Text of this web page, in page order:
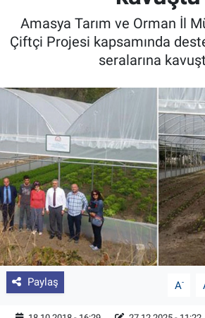
Amasya Tarım ve Orman İl
Çiftçi Projesi kapsamında
seralarına
Paylaş A-
TZOB
Pankobirlik
Et fiyatları
Tarım Bilgisi
Yetiştirici Soruyor
Dünyada Tarım
Üretici Birlikleri
Haber Arşivi